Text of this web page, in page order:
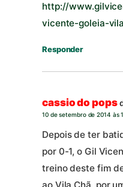
http://
vicente-goleia-
Responder
cassio do pops
10 de setembro de 2014 às
Depois de ter
por 0-1, o Gil
treino deste fim